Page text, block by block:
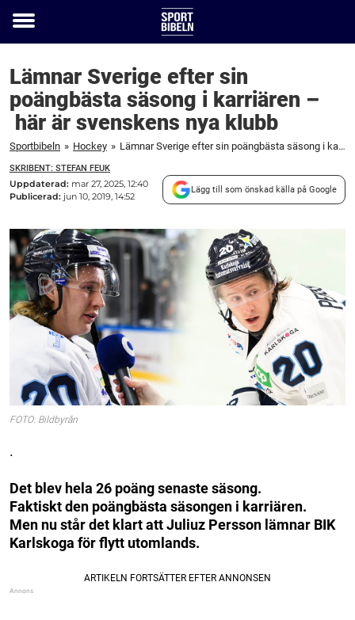
Toggle
Lämnar Sverige efter sin
poängbästa säsong i karriären –
här är svenskens nya klubb
Sportbibeln » Hockey » Lämnar Sverige efter sin poängbästa säsong i karriären – här är svenskens nya klubb
SKRIBENT: STEFAN FEUK
Uppdaterad: mar 27, 2025, 12:40
Publicerad: jun 10, 2019, 14:52
Lägg till som önskad källa på Google
FOTO: Bildbyrån
.
Det blev hela 26 poäng senaste säsong.
Faktiskt den poängbästa säsongen i karriären.
Men nu står det klart att Juliuz Persson lämnar BIK
Karlskoga för flytt utomlands.